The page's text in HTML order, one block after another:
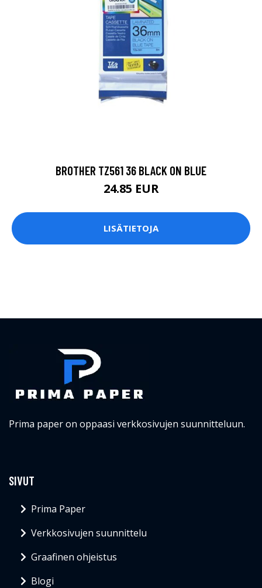
BROTHER TZ561 36 BLACK ON BLUE
24.85 EUR
LISÄTIETOJA
Prima paper on oppaasi verkkosivujen suunnitteluun.
SIVUT
Prima Paper
Verkkosivujen suunnittelu
Graafinen ohjeistus
Blogi